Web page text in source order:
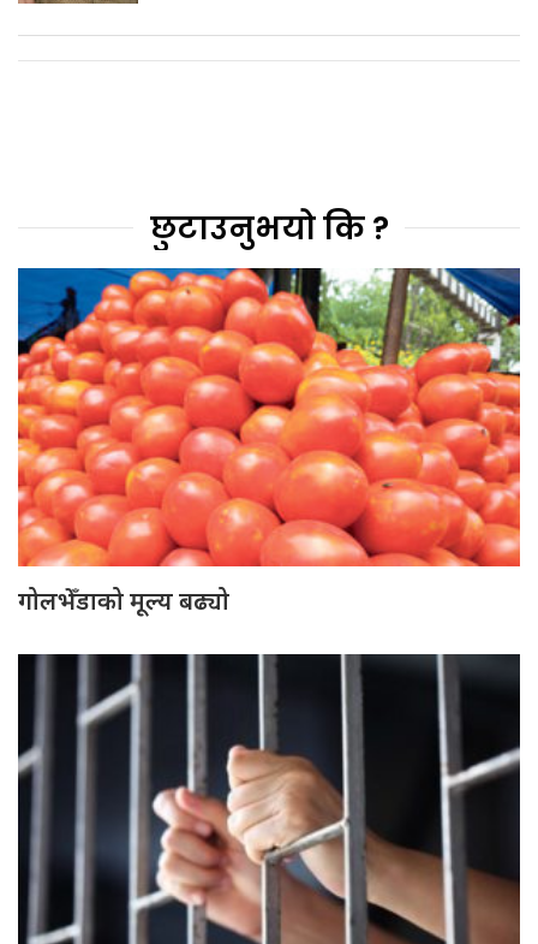
छुटाउनुभयो कि ?
गोलभेँडाको मूल्य बढ्यो